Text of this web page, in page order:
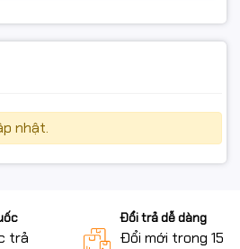
nhật.
trả
Đổi trả dễ dàng
Đổi mới trong 15